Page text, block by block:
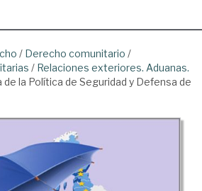
/ Derecho comunitario /
/ Relaciones exteriores. Aduanas.
de la Política de Seguridad y Defensa de